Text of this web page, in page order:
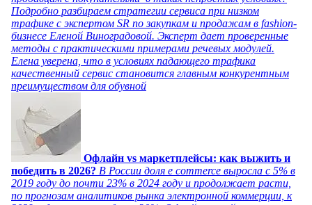
Подробно разбираем стратегии сервиса при низком
трафике с экспертом SR по закупкам и продажам в fashion-
бизнесе Еленой Виноградовой. Эксперт дает проверенные
методы с практическими примерами речевых модулей.
Елена уверена, что в условиях падающего трафика
качественный сервис становится главным конкурентным
преимуществом для обувной
Офлайн vs маркетплейсы: как выжить и
победить в 2026? В России доля e commerce выросла с 5% в
2019 году до почти 23% в 2024 году и продолжает расти,
по прогнозам аналитиков рынка электронной коммерции, к